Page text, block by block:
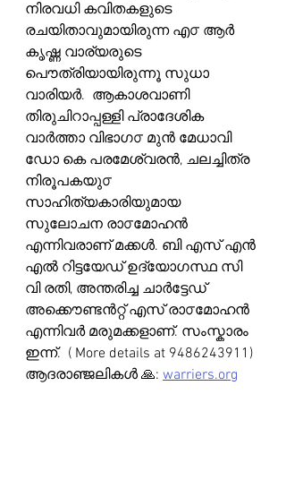
നിരവധി കവിതകളുടെ
രചയിതാവുമായിരുന്ന എ൦ ആർ
കൃഷ്ണ വാര്യരുടെ
പൌത്രിയായിരുന്നൂ സുധാ
വാരിയർ.  ആകാശവാണി
തിരുചിറാപ്പള്ളി പ്രാദേശിക
വാർത്താ വിഭാഗ൦ മുൻ മേധാവി
ഡോ കെ പരമേശ്വരൻ, ചലച്ചിത്ര
നിരൂപകയു൦
സാഹിത്യകാരിയുമായ
സുലോചന രാ൦മോഹൻ
എന്നിവരാണ് മക്കൾ. ബി എസ് എൻ
എൽ റിട്ടയേഡ് ഉദ്യോഗസ്ഥ സി
വി രതി, അന്തരിച്ച ചാർട്ടേഡ്
അക്കൌണ്ടൻറ്റ് എസ് രാ൦മോഹൻ
എന്നിവർ മരുമക്കളാണ്. സംസ്കാരം
ഇന്ന്.  ( More details at 9486243911)
ആദരാഞ്ജലികൾ 🙏: warriers.org